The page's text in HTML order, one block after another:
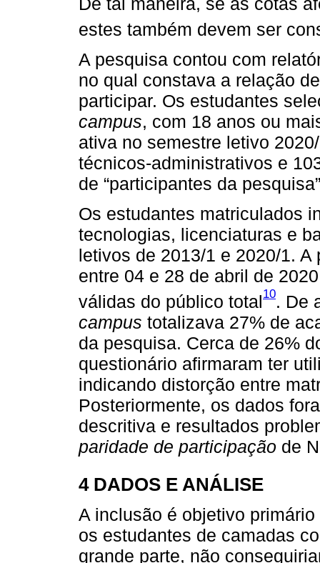
estes também devem ser
A pesquisa contou com
no qual constava a relação
participar. Os estudantes
campus, com 18 anos ou
ativa no semestre letivo
técnicos-administrativos e
de “participantes da
Os estudantes matriculados
tecnologias, licenciaturas e
letivos de 2013/1 e 2020/1.
entre 04 e 28 de abril de
válidas do público total10. De
campus totalizava 27% de
da pesquisa. Cerca de 26%
questionário afirmaram ter
indicando distorção entre
Posteriormente, os dados
descritiva e resultados
paridade de participação de
4 DADOS E ANÁLISE
A inclusão é objetivo
os estudantes de camadas
grande parte, não